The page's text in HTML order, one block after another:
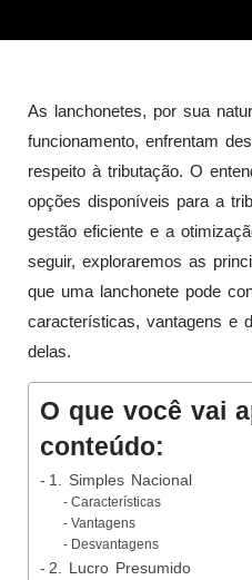
As lanchonetes, por sua
funcionamento, enfrentam
respeito à tributação. O
opções disponíveis para a
gestão eficiente e a
seguir, exploraremos as
que uma lanchonete pode
características, vantagens e
delas.
O que você vai
conteúdo:
1. Simples Nacional
Características
Vantagens
Desvantagens
2. Lucro Presumido